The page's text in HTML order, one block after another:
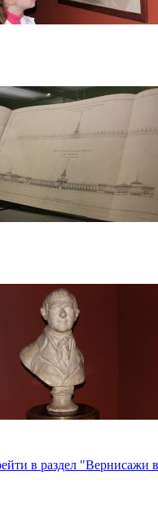
в раздел "Вернисажи